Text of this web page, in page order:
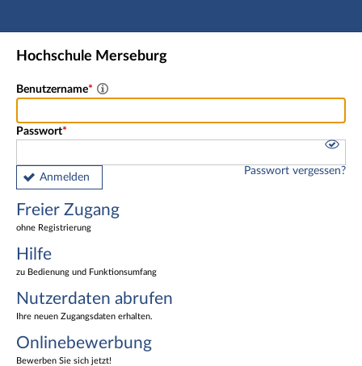
Hauptnavigation
Freier Zugang
Nutzerdaten abrufen
Fußzeile
Hochschule Merseburg
Benutzername
Passwort
Anmelden
Passwort vergessen?
Freier Zugang
ohne Registrierung
Hilfe
zu Bedienung und Funktionsumfang
Nutzerdaten abrufen
Ihre neuen Zugangsdaten erhalten.
Onlinebewerbung
Bewerben Sie sich jetzt!